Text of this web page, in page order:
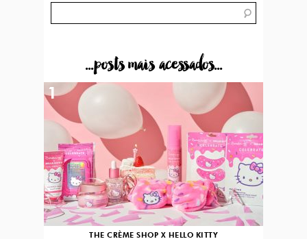
...posts mais acessados...
THE CRÈME SHOP X HELLO KITTY
1